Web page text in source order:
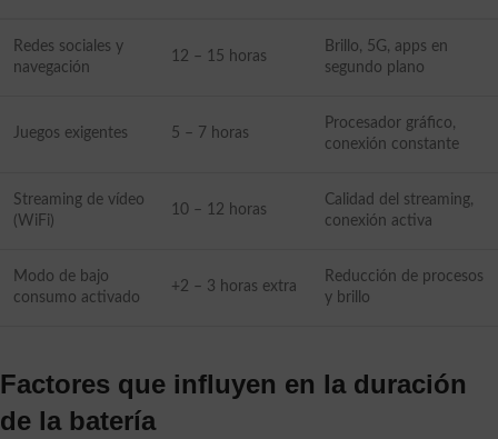
Redes sociales y
navegación
12 – 15 horas
Brillo, 5G, apps en
segundo plano
Juegos exigentes 5 – 7 horas
Procesador gráfico,
conexión constante
Streaming de vídeo
(WiFi)
10 – 12 horas
Calidad del streaming,
conexión activa
Modo de bajo
consumo activado
+2 – 3 horas extra
Reducción de procesos
y brillo
Factores que influyen en la duración
de la batería